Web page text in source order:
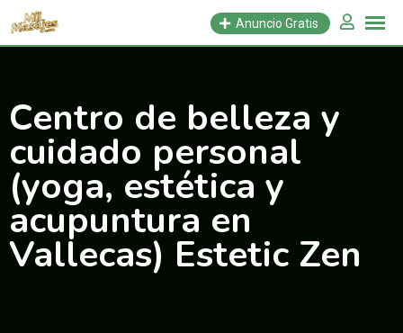
Saltar
Anuncio Gratis
Centro de belleza y
cuidado personal
(yoga, estética y
acupuntura en
Vallecas) Estetic Zen